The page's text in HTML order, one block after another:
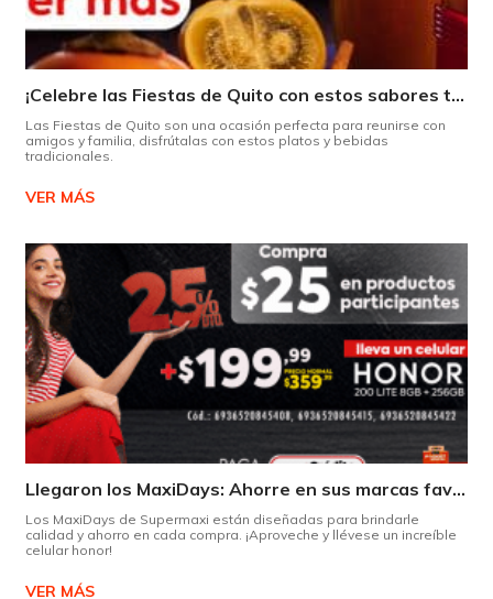
¡Celebre las Fiestas de Quito con estos sabores típicos!
Las Fiestas de Quito son una ocasión perfecta para reunirse con
amigos y familia, disfrútalas con estos platos y bebidas
tradicionales.
VER MÁS
Llegaron los MaxiDays: Ahorre en sus marcas favoritas
Los MaxiDays de Supermaxi están diseñadas para brindarle
calidad y ahorro en cada compra. ¡Aproveche y llévese un increíble
celular honor!
VER MÁS